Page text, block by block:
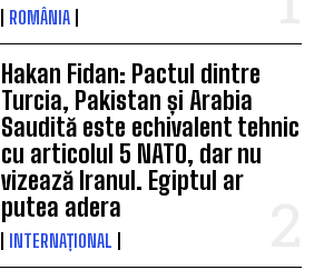
ROMÂNIA
Hakan Fidan: Pactul dintre
Turcia, Pakistan și Arabia
Saudită este echivalent tehnic
cu articolul 5 NATO, dar nu
vizează Iranul. Egiptul ar
putea adera
INTERNAȚIONAL